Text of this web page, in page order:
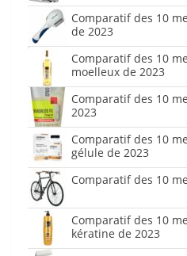
Comparatif des 10
de 2023
Comparatif des 10
moelleux de 2023
Comparatif des 10
2023
Comparatif des 10
gélule de 2023
Comparatif des 10
Comparatif des 10
kératine de 2023